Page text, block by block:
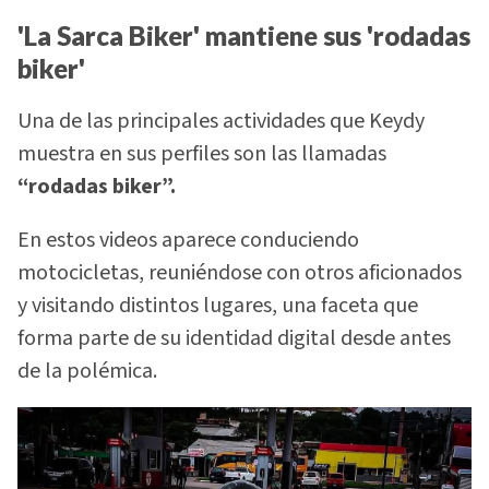
'La Sarca Biker' mantiene sus 'rodadas
biker'
Una de las principales actividades que Keydy
muestra en sus perfiles son las llamadas
“rodadas biker”.
En estos videos aparece conduciendo
motocicletas, reuniéndose con otros aficionados
y visitando distintos lugares, una faceta que
forma parte de su identidad digital desde antes
de la polémica.